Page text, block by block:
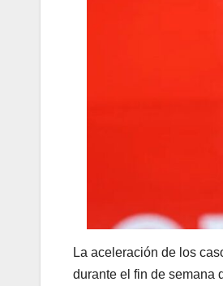
La aceleración de los
durante el fin de semana